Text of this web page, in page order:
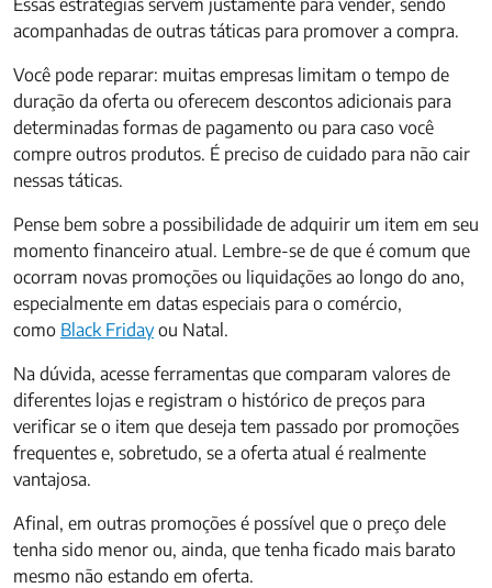
Essas estratégias servem justamente para vender, sendo
acompanhadas de outras táticas para promover a compra.
Você pode reparar: muitas empresas limitam o tempo de
duração da oferta ou oferecem descontos adicionais para
determinadas formas de pagamento ou para caso você
compre outros produtos. É preciso de cuidado para não cair
nessas táticas.
Pense bem sobre a possibilidade de adquirir um item em seu
momento financeiro atual. Lembre-se de que é comum que
ocorram novas promoções ou liquidações ao longo do ano,
especialmente em datas especiais para o comércio,
como Black Fridayou Natal.
Na dúvida, acesse ferramentas que comparam valores de
diferentes lojas e registram o histórico de preços para
verificar se o item que deseja tem passado por promoções
frequentes e, sobretudo, se a oferta atual é realmente
vantajosa.
Afinal, em outras promoções é possível que o preço dele
tenha sido menor ou, ainda, que tenha ficado mais barato
mesmo não estando em oferta.